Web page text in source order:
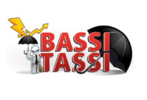
contenuto